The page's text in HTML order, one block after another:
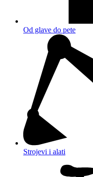
Od glave do pete
Strojevi i alati